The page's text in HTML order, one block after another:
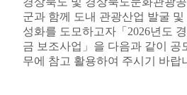
군과 함께 도내 관광산업 발굴
성화를 도모하고자「 2026년도
금 보조사업 」 을 다음과 같이 공
무에 참고 활용하여 주시기 바랍